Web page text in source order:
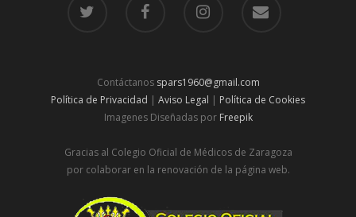
Contáctanos spars1960@gmail.com
Política de Privacidad | Aviso Legal | Política de Cookies
Imagenes Diseñadas por Freepik
Gracias al Colegio Oficial de Médicos de Zaragoza
por colaborar en la renovación de la página web.